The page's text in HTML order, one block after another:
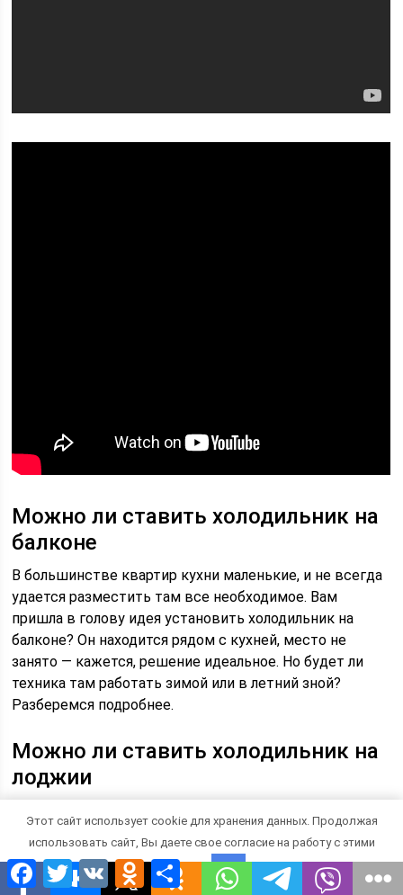
Можно ли ставить холодильник на
балконе
В большинстве квартир кухни маленькие, и не всегда
удается разместить там все необходимое. Вам
пришла в голову идея установить холодильник на
балконе? Он находится рядом с кухней, место не
занято — кажется, решение идеальное. Но будет ли
техника там работать зимой или в летний зной?
Разберемся подробнее.
Можно ли ставить холодильник на
лоджии
«Атлант», «Самсунг», «Индезит», «Беко» или другой
марки на балконе, нужно разобраться в принципе
работы.
Facebook
TwitterVK Odnoklassniki
Отправить
Этот сайт использует cookie для хранения данных. Продолжая
использовать сайт, Вы даете свое согласие на работу с этими
файлами.
OK